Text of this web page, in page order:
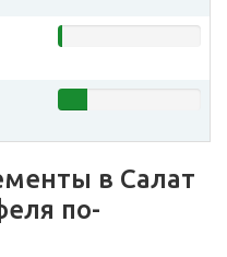
в Салат
по-